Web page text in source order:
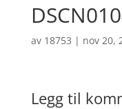
av 18753 | nov 20,
Legg til